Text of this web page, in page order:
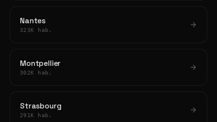
Nantes
323K hab.
Montpellier
302K hab.
Strasbourg
291K hab.